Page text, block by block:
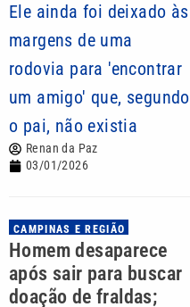
Ele ainda foi deixado às
margens de uma
rodovia para 'encontrar
um amigo' que, segundo
o pai, não existia
Renan da Paz
03/01/2026
CAMPINAS E REGIÃO
Homem desaparece
após sair para buscar
doação de fraldas;